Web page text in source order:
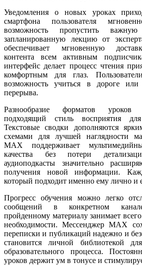
Уведомления о новых уроках
смартфона пользователя
возможность пропустить
запланированную лекцию от
обеспечивает мгновенную
контента всем активным
интерфейс делает процесс чтения
комфортным для глаз.
возможность учиться в дороге
перерыва.
Разнообразие форматов уроков
подходящий стиль восприятия
Текстовые сводки дополняются
схемами для лучшей наглядности
MAX поддерживает
качества без потери
аудиоподкасты значительно
получения новой информации.
который подходит именно ему лично и
Прогресс обучения можно легко
сообщений в конкретном
пройденному материалу занимает
необходимости. Мессенджер MAX
переписки и публикаций надежно и
становится личной библиотекой
образовательного процесса.
уроков держит ум в тонусе и